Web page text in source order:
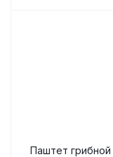
Паштет грибной